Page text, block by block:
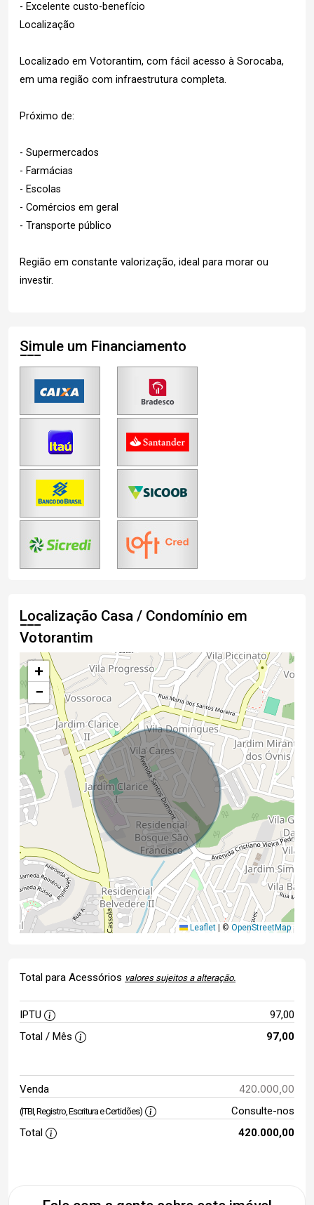
- Excelente custo-benefício
Localização
Localizado em Votorantim, com fácil acesso à Sorocaba,
em uma região com infraestrutura completa.
Próximo de:
- Supermercados
- Farmácias
- Escolas
- Comércios em geral
- Transporte público
Região em constante valorização, ideal para morar ou
investir.
Simule um Financiamento
Localização Casa / Condomínio em
Votorantim
+
−
Leaflet © OpenStreetMap
Total para Acessórios valores sujeitos a alteração.
IPTU
97,00
Total / Mês
97,00
Venda 420.000,00
(ITBI, Registro, Escritura e Certidões)
Consulte-nos
Total
420.000,00